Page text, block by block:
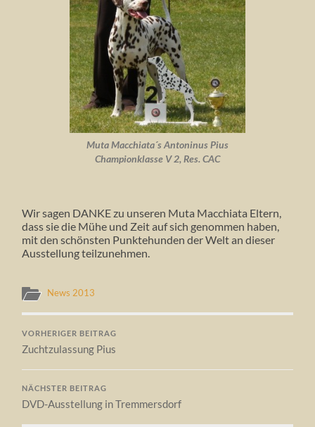
Muta Macchiata´s Antoninus Pius
Championklasse V 2, Res. CAC
Wir sagen DANKE zu unseren Muta Macchiata Eltern,
dass sie die Mühe und Zeit auf sich genommen haben,
mit den schönsten Punktehunden der Welt an dieser
Ausstellung teilzunehmen.
News 2013
VORHERIGER BEITRAG
Zuchtzulassung Pius
NÄCHSTER BEITRAG
DVD-Ausstellung in Tremmersdorf